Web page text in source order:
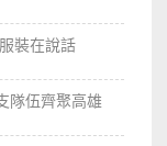
裝在說話
隊伍齊聚高雄